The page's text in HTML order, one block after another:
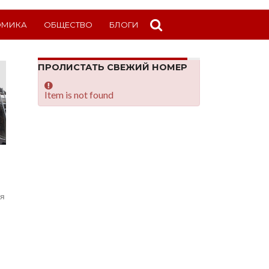
ОБЩЕСТВО БЛОГИ
ПРОЛИСТАТЬ СВЕЖИЙ НОМЕР
Item is not found